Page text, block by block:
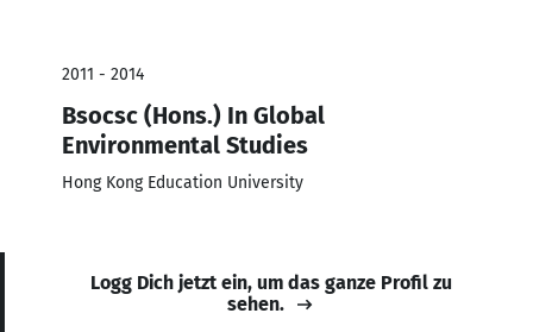
2011 - 2014
Bsocsc (Hons.) In Global
Environmental Studies
Hong Kong Education University
Logg Dich jetzt ein, um das ganze Profil zu
sehen.